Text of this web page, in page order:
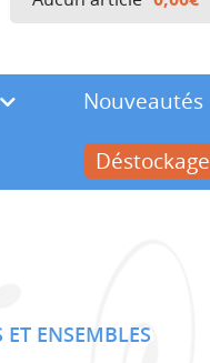
Nouveautés
Déstockage
ENSEMBLES